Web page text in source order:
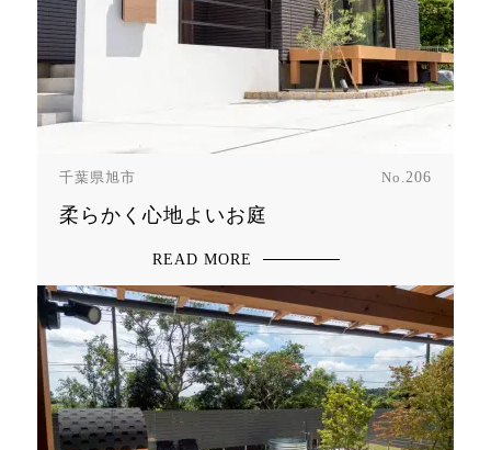
千葉県旭市 No. 206
柔らかく心地よいお庭
READ MORE